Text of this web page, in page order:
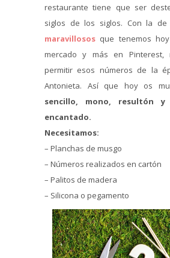
restaurante tiene que ser
siglos de los siglos. Con la
maravillosos que tenemos
mercado y más en Pinterest,
permitir esos números de la
Antonieta. Así que hoy os
sencillo, mono, resultón
encantado.
Necesitamos:
– Planchas de musgo
– Números realizados en cartón
– Palitos de madera
– Silicona o pegamento